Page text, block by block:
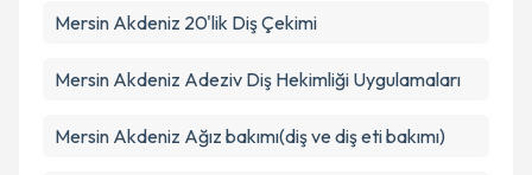
Mersin Akdeniz 20'lik Diş Çekimi
Mersin Akdeniz Adeziv Diş Hekimliği Uygulamaları
Mersin Akdeniz Ağız bakımı(diş ve diş eti bakımı)